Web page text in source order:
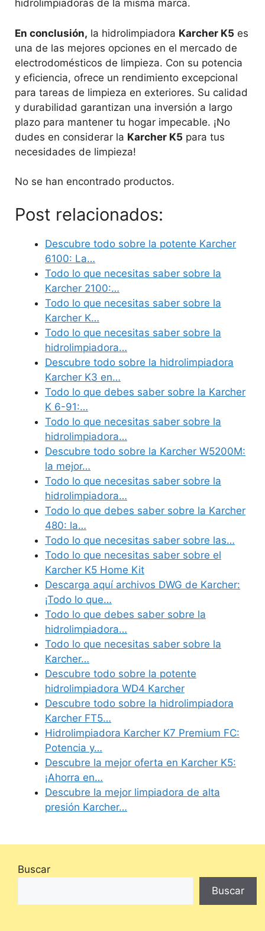
hidrolimpiadoras de la misma marca.
En conclusión, la hidrolimpiadora Karcher K5 es
una de las mejores opciones en el mercado de
electrodomésticos de limpieza. Con su potencia
y eficiencia, ofrece un rendimiento excepcional
para tareas de limpieza en exteriores. Su calidad
y durabilidad garantizan una inversión a largo
plazo para mantener tu hogar impecable. ¡No
dudes en considerar la Karcher K5 para tus
necesidades de limpieza!
No se han encontrado productos.
Post relacionados:
Descubre todo sobre la potente Karcher
6100: La…
Todo lo que necesitas saber sobre la
Karcher 2100:…
Todo lo que necesitas saber sobre la
Karcher K…
Todo lo que necesitas saber sobre la
hidrolimpiadora…
Descubre todo sobre la hidrolimpiadora
Karcher K3 en…
Todo lo que debes saber sobre la Karcher
K 6-91:…
Todo lo que necesitas saber sobre la
hidrolimpiadora…
Descubre todo sobre la Karcher W5200M:
la mejor…
Todo lo que necesitas saber sobre la
hidrolimpiadora…
Todo lo que debes saber sobre la Karcher
480: la…
Todo lo que necesitas saber sobre las…
Todo lo que necesitas saber sobre el
Karcher K5 Home Kit
Descarga aquí archivos DWG de Karcher:
¡Todo lo que…
Todo lo que debes saber sobre la
hidrolimpiadora…
Todo lo que necesitas saber sobre la
Karcher…
Descubre todo sobre la potente
hidrolimpiadora WD4 Karcher
Descubre todo sobre la hidrolimpiadora
Karcher FT5…
Hidrolimpiadora Karcher K7 Premium FC:
Potencia y…
Descubre la mejor oferta en Karcher K5:
¡Ahorra en…
Descubre la mejor limpiadora de alta
presión Karcher…
Buscar
Buscar